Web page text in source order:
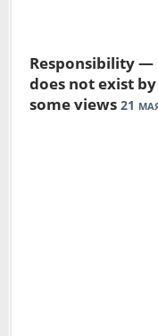
Responsibility —
does not exist
some views 21